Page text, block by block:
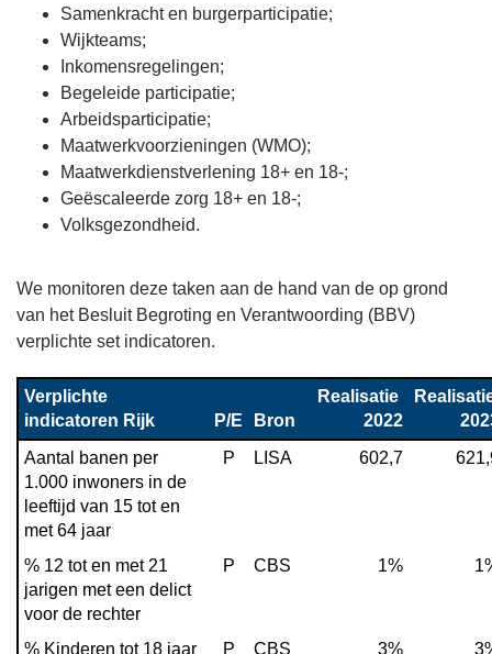
Beleid
programma
Going
concern-
Samenkracht en burgerparticipatie;
Wijkteams;
Inkomensregelingen;
Begeleide participatie;
Arbeidsparticipatie;
Maatwerkvoorzieningen (WMO);
Maatwerkdienstverlening 18+ en 18-;
Geëscaleerde zorg 18+ en 18-;
Volksgezondheid.
We monitoren deze taken aan de hand van de op grond
van het Besluit Begroting en Verantwoording (BBV)
verplichte set indicatoren.
Verplichte
indicatoren Rijk
P/E Bron
Realisatie
2022
Aantal banen per
1.000 inwoners in de
leeftijd van 15 tot en
met 64 jaar
P LISA 602,7
% 12 tot en met 21
jarigen met een delict
voor de rechter
P CBS 1%
% Kinderen tot 18 jaar P CBS 3%